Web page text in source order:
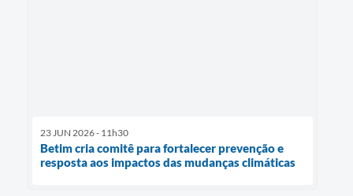
23 JUN 2026 - 11h30
Betim cria comitê para fortalecer prevenção e
resposta aos impactos das mudanças climáticas